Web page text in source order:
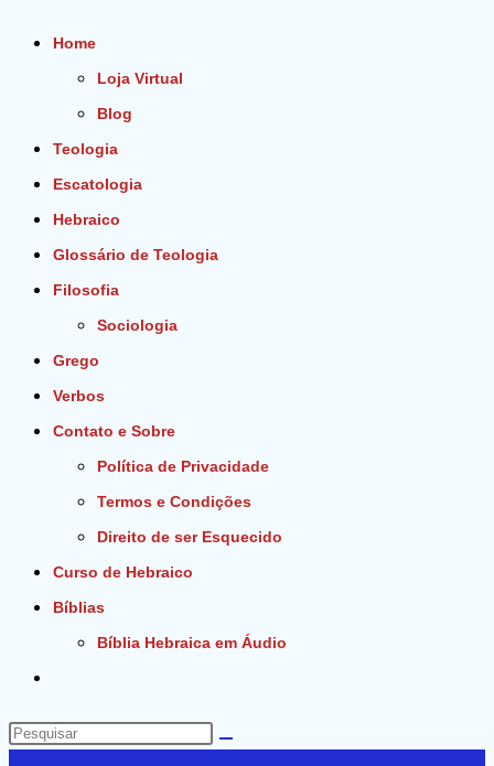
Home
Loja Virtual
Blog
Teologia
Escatologia
Hebraico
Glossário de Teologia
Filosofia
Sociologia
Grego
Verbos
Contato e Sobre
Política de Privacidade
Termos e Condições
Direito de ser Esquecido
Curso de Hebraico
Bíblias
Bíblia Hebraica em Áudio
do
site
Pesquisar